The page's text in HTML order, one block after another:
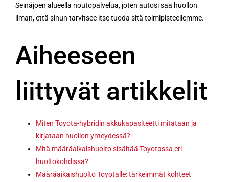
Seinäjoen alueella noutopalvelua, joten autosi saa huollon
ilman, että sinun tarvitsee itse tuoda sitä toimipisteellemme.
Aiheeseen
liittyvät artikkelit
Miten Toyota-hybridin akkukapasiteetti mitataan ja
kirjataan huollon yhteydessä?
Mitä määräaikaishuolto sisältää Toyotassa eri
huoltokohdissa?
Määräaikaishuolto Toyotalle: tärkeimmät kohteet